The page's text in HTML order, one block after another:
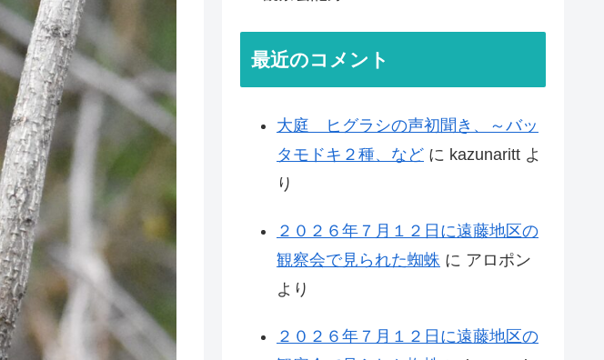
最近のコメント
大庭 ヒグラシの声初聞き、～バッ
タモドキ２種、など に kazunaritt よ
り
２０２６年７月１２日に遠藤地区の
観察会で見られた蜘蛛 に アロポン
より
２０２６年７月１２日に遠藤地区の